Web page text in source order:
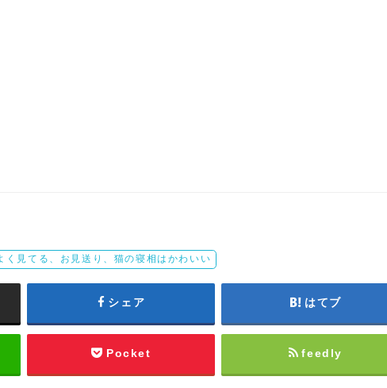
く見てる、お見送り、猫の寝相はかわいい
シェア はてブ
Pocket feedly